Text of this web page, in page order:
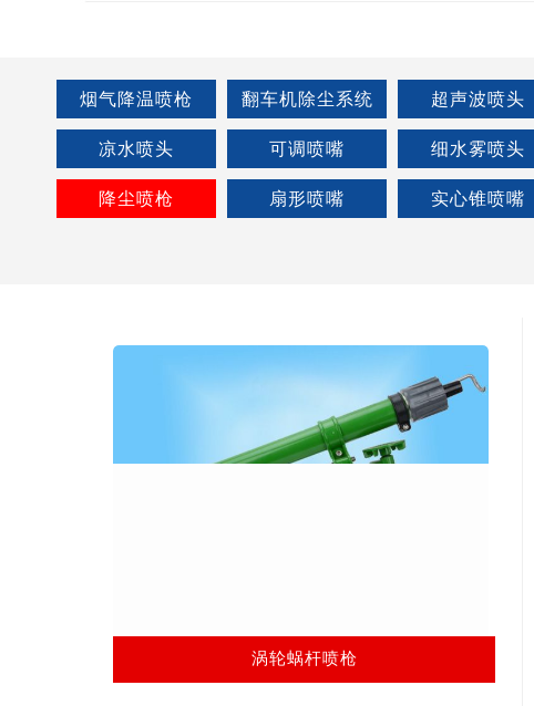
烟气降温喷枪 翻车机除尘系统 超声波喷头
凉水喷头 可调喷嘴 细水雾喷头
降尘喷枪 扇形喷嘴 实心锥喷嘴
涡轮蜗杆喷枪